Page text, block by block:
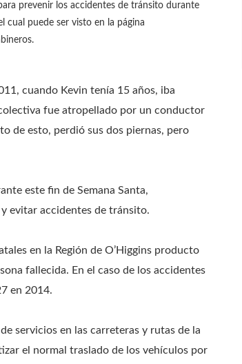
prevenir los accidentes de tránsito durante
cual puede ser visto en la página
cuando Kevin tenía 15 años, iba
fue atropellado por un conductor
de esto, perdió sus dos piernas, pero
este fin de Semana Santa,
evitar accidentes de tránsito.
en la Región de O’Higgins producto
fallecida. En el caso de los accidentes
en 2014.
servicios en las carreteras y rutas de la
el normal traslado de los vehículos por